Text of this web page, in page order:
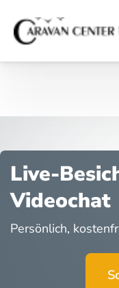
Live-
Videochat
Persönlich,